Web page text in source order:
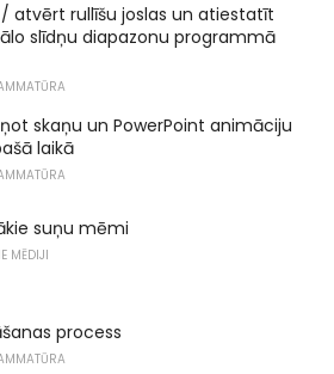
atvērt rullīšu joslas un atiestatīt
slīdņu diapazonu programmā
skaņu un PowerPoint animāciju
laikā
suņu mēmi
MĒDIJI
process